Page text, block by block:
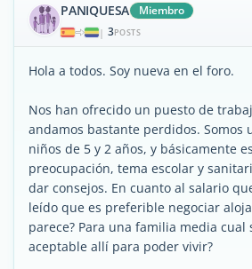
PANIQUESA Miembro
| 3POSTS
Hola a todos. Soy nueva en el foro.
Nos han ofrecido un puesto de
andamos bastante perdidos. Somos
niños de 5 y 2 años, y básicamente
preocupación, tema escolar y
dar consejos. En cuanto al salario
leído que es preferible negociar
parece? Para una familia media
aceptable allí para poder vivir?